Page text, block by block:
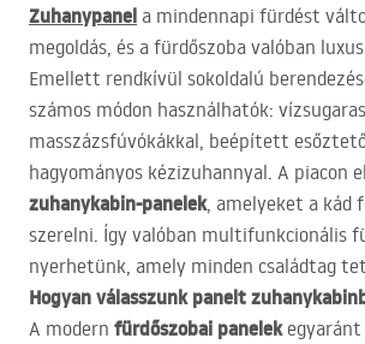
Zuhanypanel a mindennapi fürdést
megoldás, és a fürdőszoba valóban
Emellett rendkívül sokoldalú
számos módon használhatók:
masszázsfúvókákkal, beépített
hagyományos kézizuhannyal. A piacon
zuhanykabin-panelek, amelyeket a kád
szerelni. Így valóban multifunkcionális
nyerhetünk, amely minden családtag
Hogyan válasszunk panelt
A modern fürdőszobai panelekegyaránt